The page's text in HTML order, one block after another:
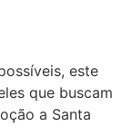
este
que buscam
a Santa